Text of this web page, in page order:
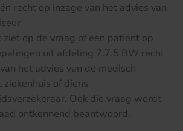
recht op inzage van het advies van
ziet op de vraag of een patiënt op
uit afdeling 7.7.5 BW recht
het advies van de medisch
ziekenhuis of diens
Ook die vraag wordt
ontkennend beantwoord.